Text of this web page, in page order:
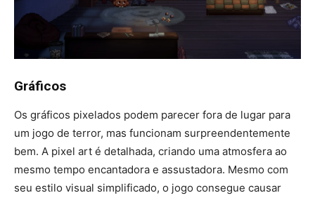
Gráficos
Os gráficos pixelados podem parecer fora de lugar para
um jogo de terror, mas funcionam surpreendentemente
bem. A pixel art é detalhada, criando uma atmosfera ao
mesmo tempo encantadora e assustadora. Mesmo com
seu estilo visual simplificado, o jogo consegue causar